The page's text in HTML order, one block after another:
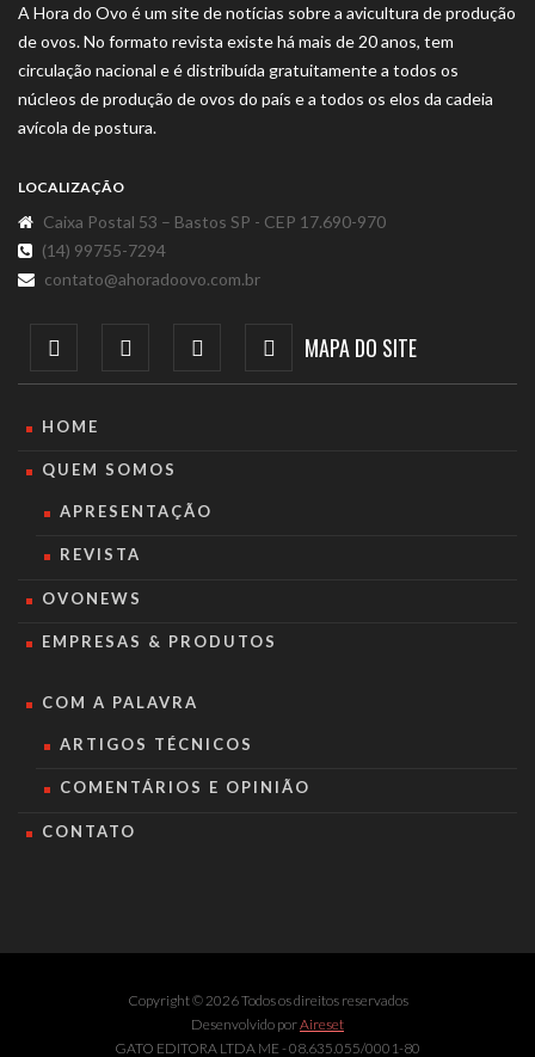
A Hora do Ovo é um site de notícias sobre a avicultura de produção
de ovos. No formato revista existe há mais de 20 anos, tem
circulação nacional e é distribuída gratuitamente a todos os
núcleos de produção de ovos do país e a todos os elos da cadeia
avícola de postura.
LOCALIZAÇÃO
Caixa Postal 53 – Bastos SP - CEP 17.690-970
(14) 99755-7294
contato@ahoradoovo.com.br
MAPA DO SITE
HOME
QUEM SOMOS
APRESENTAÇÃO
REVISTA
OVONEWS
EMPRESAS & PRODUTOS
COM A PALAVRA
ARTIGOS TÉCNICOS
COMENTÁRIOS E OPINIÃO
CONTATO
Copyright © 2026 Todos os direitos reservados
Desenvolvido porAireset
GATO EDITORA LTDA ME - 08.635.055/0001-80